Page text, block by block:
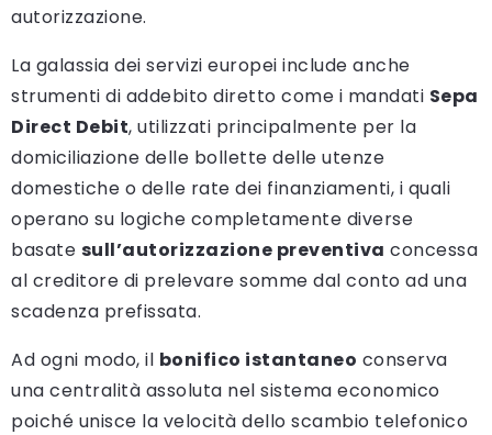
autorizzazione.
La galassia dei servizi europei include anche
strumenti di addebito diretto come i mandati Sepa
Direct Debit, utilizzati principalmente per la
domiciliazione delle bollette delle utenze
domestiche o delle rate dei finanziamenti, i quali
operano su logiche completamente diverse
basate sull’autorizzazione preventiva concessa
al creditore di prelevare somme dal conto ad una
scadenza prefissata.
Ad ogni modo, il bonifico istantaneo conserva
una centralità assoluta nel sistema economico
poiché unisce la velocità dello scambio telefonico